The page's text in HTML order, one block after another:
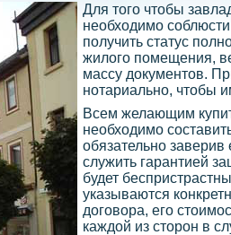
Для того чтобы
необходимо
получить статус
жилого помещения,
массу документов.
нотариально, чтобы
Всем желающим
необходимо
обязательно заверив
служить гарантией
будет
указываются
договора, его
каждой из сторон в